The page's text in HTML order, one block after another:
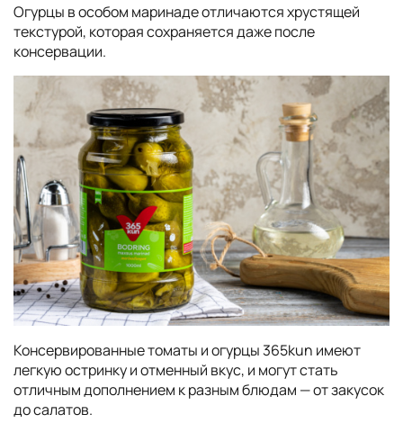
Огурцы в особом маринаде отличаются хрустящей
текстурой, которая сохраняется даже после
консервации.
Консервированные томаты и огурцы 365kun имеют
легкую остринку и отменный вкус, и могут стать
отличным дополнением к разным блюдам — от закусок
до салатов.